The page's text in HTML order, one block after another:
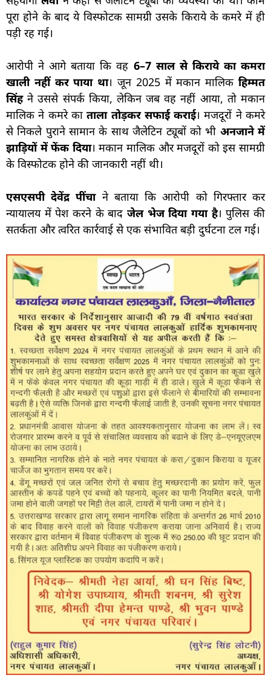
पूरा होने के बाद ये विस्फोटक सामग्री उसके किराये के कमरे में ही
पड़ी रह गई।
आरोपी ने आगे बताया कि वह 6–7 साल से किराये का कमरा
खाली नहीं कर पाया था। जून 2025 में मकान मालिकहिम्मत
सिंहने उससे संपर्क किया, लेकिन जब वह नहीं आया, तो मकान
मालिक ने कमरे काताला तोड़कर सफाई कराई। मजदूरों ने कमरे
से निकले पुराने सामान के साथ जैलेटिन ट्यूबों को भी अनजाने में
झाड़ियों में फेंक दिया। मकान मालिक और मजदूरों को इस सामग्री
के विस्फोटक होने की जानकारी नहीं थी।
एसएसपी देवेंद्र पींचाने बताया कि आरोपी को गिरफ्तार कर
न्यायालय में पेश करने के बाद जेल भेज दिया गया है। पुलिस की
सतर्कता और त्वरित कार्रवाई से एक संभावित बड़ी दुर्घटना टल गई।